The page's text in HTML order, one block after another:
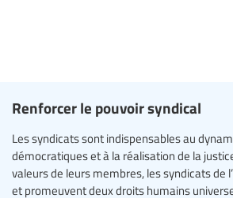
Renforcer le pouvoir syndical
Les syndicats sont indispensables au
démocratiques et à la réalisation de la
valeurs de leurs membres, les syndicats de
et promeuvent deux droits humains